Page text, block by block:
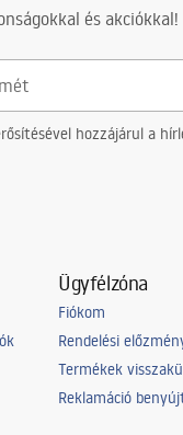
és akciókkal!
hozzájárul a
Ügyfélzóna
Fiókom
Rendelési
Termékek
Reklamáció